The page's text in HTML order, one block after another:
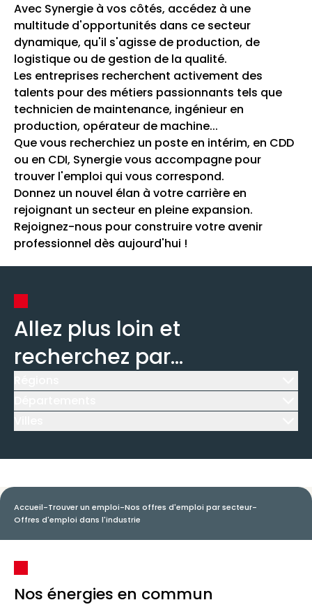
Avec Synergie à vos côtés, accédez à une
multitude d'opportunités dans ce secteur
dynamique, qu'il s'agisse de production, de
logistique ou de gestion de la qualité.
Les entreprises recherchent activement des
talents pour des métiers passionnants tels que
technicien de maintenance, ingénieur en
production, opérateur de machine...
Que vous recherchiez un poste en intérim, en CDD
ou en CDI, Synergie vous accompagne pour
trouver l'emploi qui vous correspond.
Donnez un nouvel élan à votre carrière en
rejoignant un secteur en pleine expansion.
Rejoignez-nous pour construire votre avenir
professionnel dès aujourd'hui !
Allez plus loin et
recherchez par...
Accueil-Trouver un emploi-Nos offres d'emploi par secteur-
Offres d'emploi dans l'industrie
Nos énergies en commun